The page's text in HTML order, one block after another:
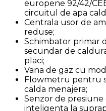
europene 92/42/
circuitul de apa
Centrala usor de
reduse;
Schimbator primar
secundar de
placi;
Vana de gaz cu
Flowmetru pentru
calda menajera;
Senzor de
inteligenta la